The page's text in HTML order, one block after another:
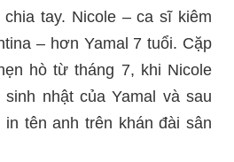
tay. Nicole – ca sĩ kiêm
– hơn Yamal 7 tuổi. Cặp
hò từ tháng 7, khi Nicole
nhật của Yamal và sau
tên anh trên khán đài sân